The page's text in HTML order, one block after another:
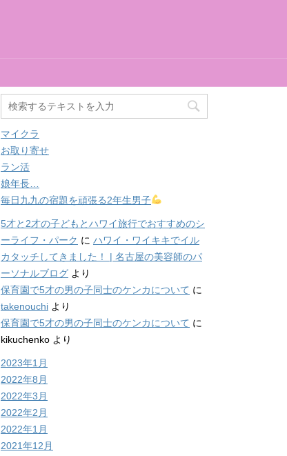
マイクラ
お取り寄せ
ラン活
娘年長…
毎日九九の宿題を頑張る2年生男子
5才と2才の子どもとハワイ旅行でおすすめのシ
ーライフ・パーク に ハワイ・ワイキキでイル
カタッチしてきました！ | 名古屋の美容師のパ
ーソナルブログ より
保育園で5才の男の子同士のケンカについて に
takenouchi より
保育園で5才の男の子同士のケンカについて に
kikuchenko より
2023年1月
2022年8月
2022年3月
2022年2月
2022年1月
2021年12月